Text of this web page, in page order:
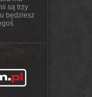
są trzy
będziesz